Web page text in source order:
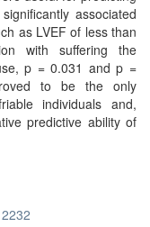
associated
as LVEF of less than
with suffering the
p = 0.031 and p =
to be the only
individuals and,
predictive ability of